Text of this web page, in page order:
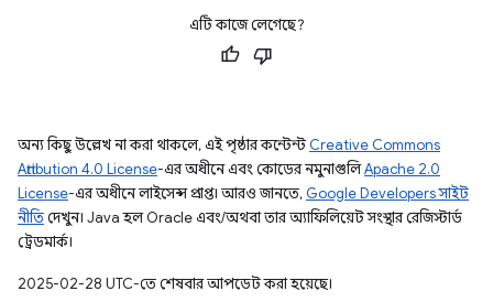
এটি কাজে লেগেছে?
অন্য কিছু উল্লেখ না করা থাকলে, এই পৃষ্ঠার কন্টেন্ট Creative Commons
Attribution 4.0 License-এর অধীনে এবং কোডের নমুনাগুলিApache 2.0
License-এর অধীনে লাইসেন্স প্রাপ্ত। আরও জানতে, Google Developers সাইট
নীতিদেখুন। Java হল Oracle এবং/অথবা তার অ্যাফিলিয়েট সংস্থার রেজিস্টার্ড
ট্রেডমার্ক।
2025-02-28 UTC-তে শেষবার আপডেট করা হয়েছে।